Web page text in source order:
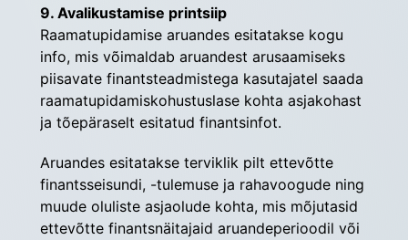
9. Avalikustamise printsiip
Raamatupidamise aruandes esitatakse kogu
info, mis võimaldab aruandest arusaamiseks
piisavate finantsteadmistega kasutajatel saada
raamatupidamiskohustuslase kohta asjakohast
ja tõepäraselt esitatud finantsinfot.
Aruandes esitatakse terviklik pilt ettevõtte
finantsseisundi, -tulemuse ja rahavoogude ning
muude oluliste asjaolude kohta, mis mõjutasid
ettevõtte finantsnäitajaid aruandeperioodil või